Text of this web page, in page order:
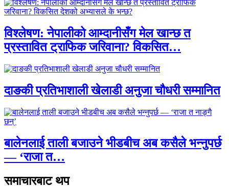
विश्लेषण: नेपालीको आम्दानीसँग मेल खान्छ त
प्रस्तावित ट्राफिक जरिवाना? विकसित…
दाङकी प्रतिभाशाली खेलाडी अनुजा चौधरी सम्मानित
बालेनलाई ताली बजाउने भीडबीच अब कसैले भन्नुपर्छ
— ‘राजा त…
समाचारबाट थप